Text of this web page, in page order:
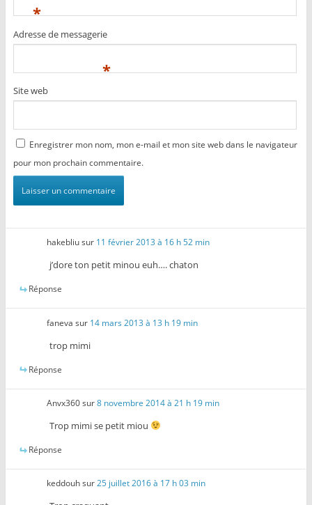
*
Adresse de messagerie
*
Site web
Enregistrer mon nom, mon e-mail et mon site web dans le navigateur
pour mon prochain commentaire.
hakebliusur 11 février 2013 à 16 h 52 min
j’dore ton petit minou euh…. chaton
Réponse
faneva sur 14 mars 2013 à 13 h 19 min
trop mimi
Réponse
Anvx360sur8 novembre 2014 à 21 h 19 min
Trop mimi se petit miou
Réponse
keddouhsur25 juillet 2016 à 17 h 03 min